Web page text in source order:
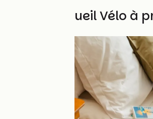
Autres Accueil Vélo à